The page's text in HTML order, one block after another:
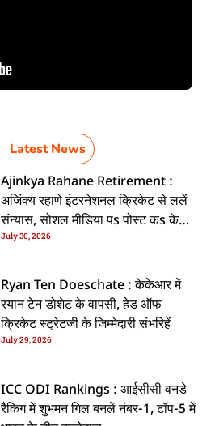
Latest News
Ajinkya Rahane Retirement :
अजिंक्य रहाणे इंटरनेशनल क्रिकेट से ललें
संन्यास, सोशल मीडिया पs पोस्ट कs के
कइलें एलान
July 30, 2026
Ryan Ten Doeschate : केकेआर में
रयान टेन डोशेट के वापसी, हेड ऑफ
क्रिकेट स्ट्रेटजी के जिम्मेदारी संभरिहें
July 29, 2026
ICC ODI Rankings : आईसीसी वनडे
रैंकिंग में शुभमन गिल बनलें नंबर-1, टॉप-5 में